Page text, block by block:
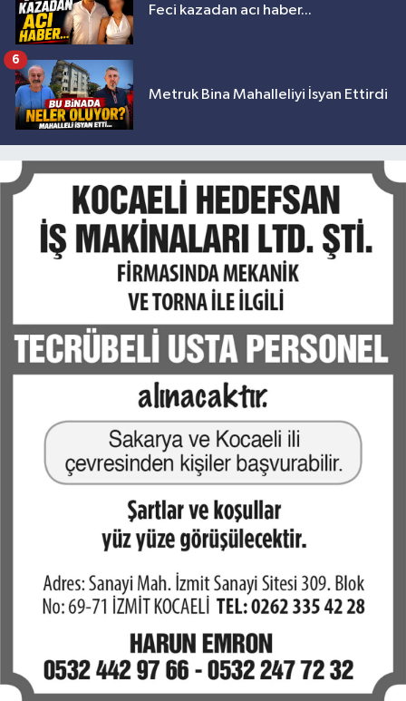
Feci kazadan acı haber...
Metruk Bina Mahalleliyi İsyan Ettirdi
6